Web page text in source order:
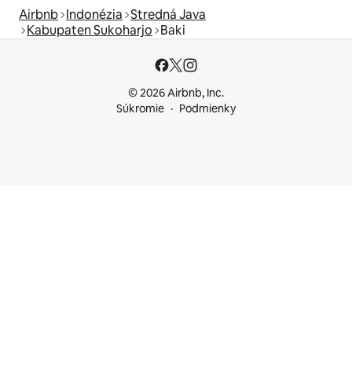
Airbnb Indonézia Stredná Java
Kabupaten Sukoharjo Baki
© 2026 Airbnb, Inc.
Súkromie
Podmienky